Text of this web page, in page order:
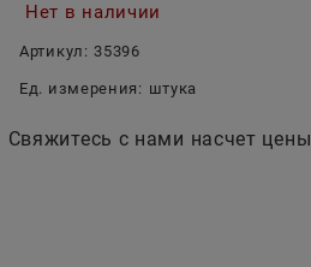
Нет в наличии
Артикул: 35396
Ед. измерения: штука
Свяжитесь с нами насчет цены